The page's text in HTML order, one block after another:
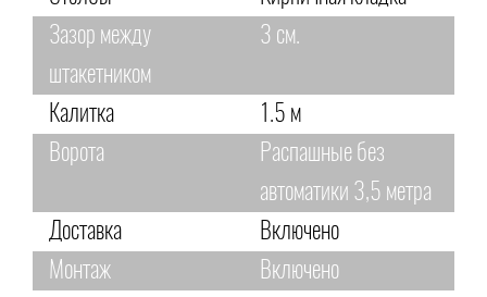
Зазор между
штакетником
3 см.
Калитка
1.5 м
Ворота
Распашные без
автоматики 3,5 метра
Доставка
Включено
Монтаж
Включено